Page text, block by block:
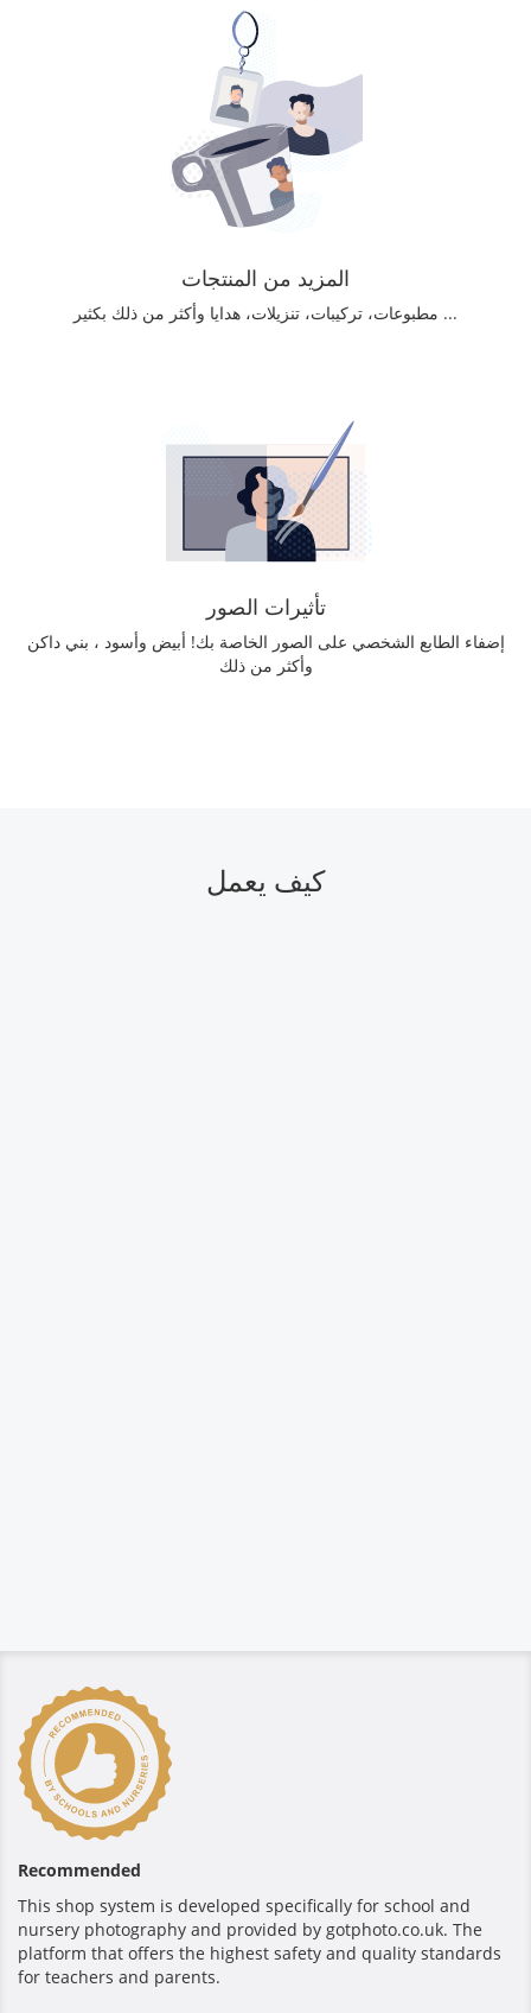
المزيد من المنتجات
مطبوعات، تركيبات، تنزيلات، هدايا وأكثر من ذلك بكثير ...
تأثيرات الصور
إضفاء الطابع الشخصي على الصور الخاصة بك! أبيض وأسود ، بني داكن
وأكثر من ذلك
كيف يعمل
Recommended
This shop system is developed specifically for school and
nursery photography and provided by gotphoto.co.uk. The
platform that offers the highest safety and quality standards
for teachers and parents.